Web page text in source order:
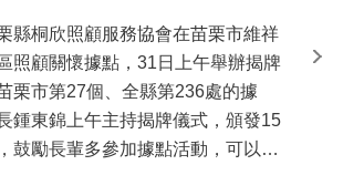
縣桐欣照顧服務協會在苗栗市維祥
照顧關懷據點，31日上午舉辦揭牌
栗市第27個、全縣第236處的據
鍾東錦上午主持揭牌儀式，頒發15
鼓勵長輩多參加據點活動，可以更
苗